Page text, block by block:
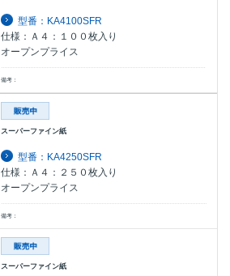
型番：KA4100SFR
仕様：Ａ４：１００枚入り
オープンプライス
備考：
スーパーファイン紙
型番：KA4250SFR
仕様：Ａ４：２５０枚入り
オープンプライス
備考：
スーパーファイン紙